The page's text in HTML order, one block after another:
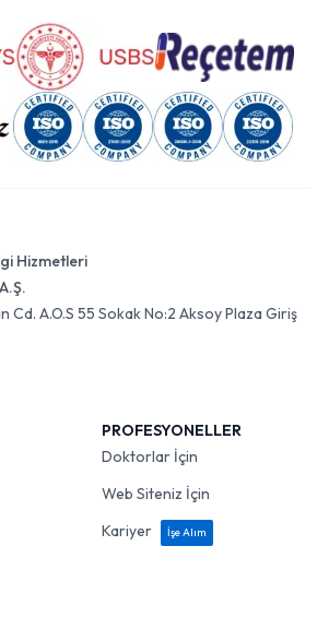
Hizmetleri
Cd. A.O.S 55 Sokak No:2 Aksoy Plaza Giriş
PROFESYONELLER
Doktorlar İçin
Web Siteniz İçin
Kariyer
İşe Alım